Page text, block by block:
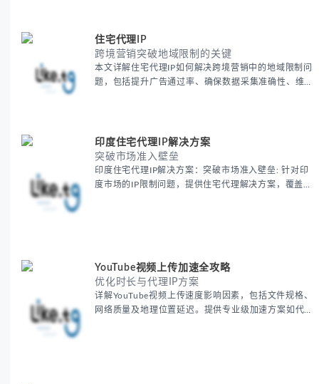
住宅代理IP
跨境营销突破地域限制的关键
本文详解住宅代理IP如何解决跨境营销中的地域限制问
题，包括提升广告通过率、确保数据采集准确性、维护
印度住宅代理IP解决方案
突破市场准入壁垒
印度住宅代理IP解决方案：突破市场准入壁垒: 针对印
度市场的IP限制问题，提供住宅代理解决方案，覆盖主
YouTube视频上传加速全攻略
优化时长与代理IP方案
详解YouTube视频上传速度影响因素，包括文件规格、
网络质量及地理位置延迟。提供专业级加速方案如代理